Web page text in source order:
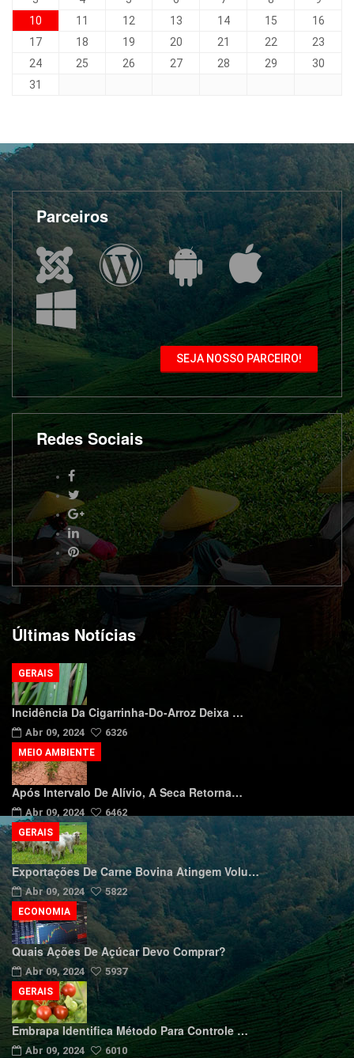
10
11 12 13 14 15
16
17
18 19 20 21 22
23
24
25 26 27 28 29
30
31
Parceiros
SEJA NOSSO PARCEIRO!
Redes Sociais
Últimas Notícias
Incidência Da Cigarrinha-Do-Arroz Deixa …
Abr 09, 2024 6326
GERAIS
Após Intervalo De Alívio, A Seca Retorna…
Abr 09, 2024 6462
MEIO AMBIENTE
Exportações De Carne Bovina Atingem Volu…
Abr 09, 2024 5822
GERAIS
Quais Ações De Açúcar Devo Comprar?
Abr 09, 2024 5937
ECONOMIA
Embrapa Identifica Método Para Controle …
Abr 09, 2024 6010
GERAIS